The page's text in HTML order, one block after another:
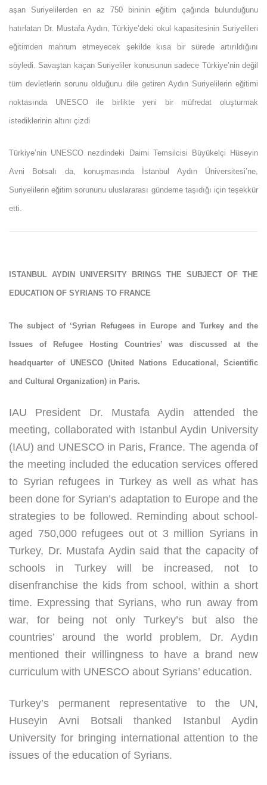
aşan Suriyelilerden en az 750 bininin eğitim çağında bulunduğunu
hatırlatan Dr. Mustafa Aydın, Türkiye’deki okul kapasitesinin Suriyelileri
eğitimden mahrum etmeyecek şekilde kısa bir sürede artırıldığını
söyledi. Savaştan kaçan Suriyeliler konusunun sadece Türkiye’nin değil
tüm devletlerin sorunu olduğunu dile getiren Aydın Suriyelilerin eğitimi
noktasında UNESCO ile birlikte yeni bir müfredat oluşturmak
istediklerinin altını çizdi
Türkiye’nin UNESCO nezdindeki Daimi Temsilcisi Büyükelçi Hüseyin
Avni Botsalı da, konuşmasında İstanbul Aydın Üniversitesi’ne,
Suriyelilerin eğitim sorununu uluslararası gündeme taşıdığı için teşekkür
etti.
ISTANBUL AYDIN UNIVERSITY BRINGS THE SUBJECT OF THE
EDUCATION OF SYRIANS TO FRANCE
The subject of ‘Syrian Refugees in Europe and Turkey and the
Issues of Refugee Hosting Countries’ was discussed at the
headquarter of UNESCO (United Nations Educational, Scientific
and Cultural Organization) in Paris.
IAU President Dr. Mustafa Aydin attended the
meeting, collaborated with Istanbul Aydin University
(IAU) and UNESCO in Paris, France. The agenda of
the meeting included the education services offered
to Syrian refugees in Turkey as well as what has
been done for Syrian’s adaptation to Europe and the
strategies to be followed. Reminding about school-
aged 750,000 refugees out ot 3 million Syrians in
Turkey, Dr. Mustafa Aydin said that the capacity of
schools in Turkey will be increased, not to
disenfranchise the kids from school, within a short
time. Expressing that Syrians, who run away from
war, for being not only Turkey’s but also the
countries’ around the world problem, Dr. Aydın
mentioned their willingness to have a brand new
curriculum with UNESCO about Syrians’ education.
Turkey’s permanent representative to the UN,
Huseyin Avni Botsali thanked Istanbul Aydin
University for bringing international attention to the
issues of the education of Syrians.